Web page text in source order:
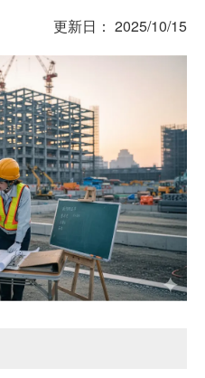
更新日： 2025/10/15